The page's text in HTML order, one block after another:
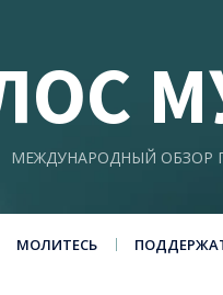
МЕЖДУНАРОДНЫЙ ОБЗОР
МОЛИТЕСЬ